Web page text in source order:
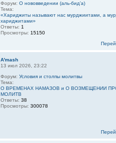
Форум:О нововведении (аль-бид’а)
Тема:
«Хариджиты называют нас мурджиитами, а
хариджитами»
Ответы: 1
Просмотры: 15150
A'mash
13 июл 2026, 23:22
Форум:Условия и столпы молитвы
Тема:
О ВРЕМЕНАХ НАМАЗОВ и О ВОЗМЕЩЕНИИ
МОЛИТВ
Ответы:38
Просмотры:300078